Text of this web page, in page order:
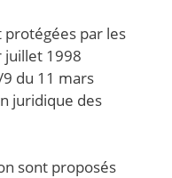
protégées par les
juillet 1998
du 11 mars
juridique des
sont proposés